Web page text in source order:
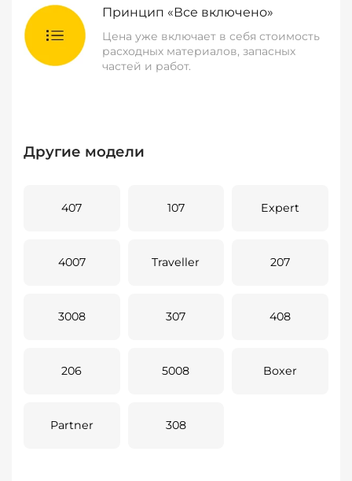
Принцип «Все включено»
Цена уже включает в себя стоимость
расходных материалов, запасных
частей и работ.
Другие модели
407 107 Expert
4007 Traveller 207
3008 307 408
206 5008 Boxer
Partner 308